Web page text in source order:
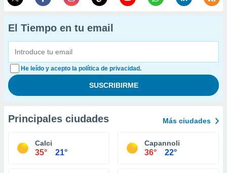
El Tiempo en tu email
He leído y acepto la política de privacidad.
Principales ciudades Más ciudades
Calci
35° 21°
Capannoli
36° 22°